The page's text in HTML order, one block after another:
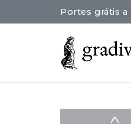
Portes grátis a